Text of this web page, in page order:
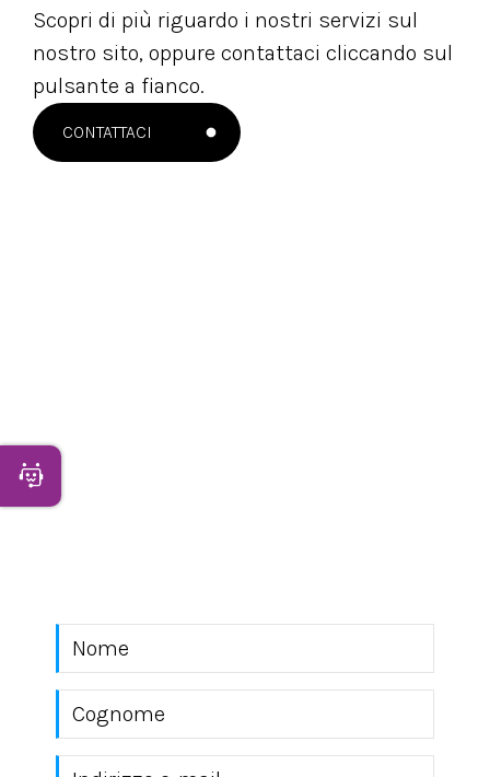
Scopri di più riguardo i nostri servizi sul
nostro sito, oppure contattaci cliccando sul
pulsante a fianco.
CONTATTACI
NEWSLETTER